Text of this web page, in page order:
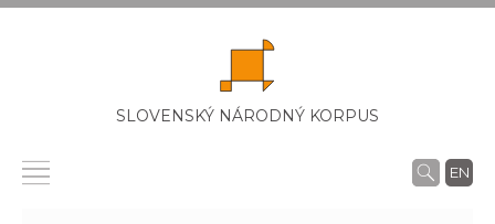
SLOVENSKÝ NÁRODNÝ KORPUS
EN